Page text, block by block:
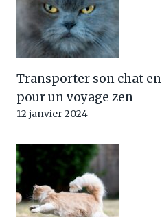
Transporter son chat
pour un voyage zen
12 janvier 2024